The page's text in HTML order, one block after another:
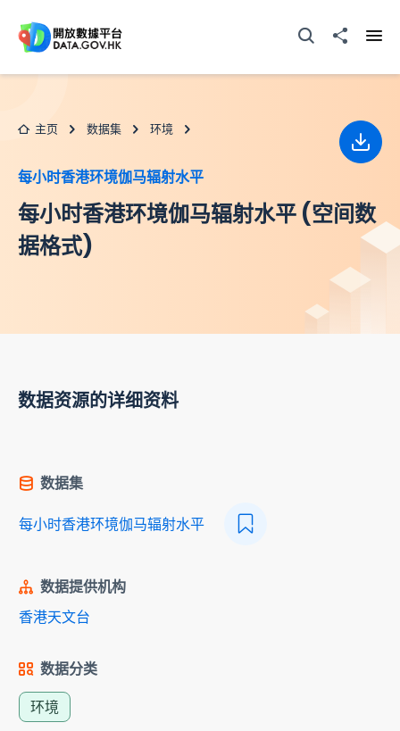
打开搜寻器分享至
主页 数据集 环境
每小时香港环境伽马辐射水平
每小时香港环境伽马辐射水平 (空间数
据格式)
下载
数据资源的详细资料
数据集
每小时香港环境伽马辐射水平
数据提供机构
香港天文台
数据分类
环境